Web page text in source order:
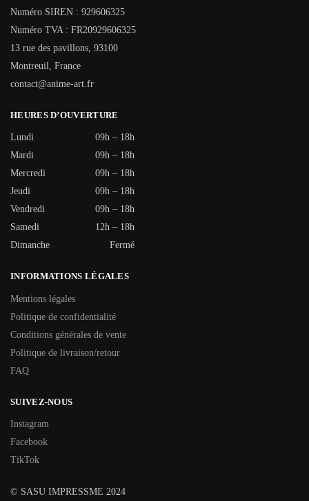
Numéro SIREN : 929606325
Numéro TVA : FR20929606325
13 rue des pavillons, 93100
Montreuil, France
contact@anime-art.fr
HEURES D’OUVERTURE
Lundi
09h – 18h
Mardi
09h – 18h
Mercredi
09h – 18h
Jeudi
09h – 18h
Vendredi
09h – 18h
Samedi
12h – 18h
Dimanche
Fermé
INFORMATIONS LÉGALES
Mentions légales
Politique de confidentialité
Conditions générales de vente
Politique de livraison/retour
FAQ
SUIVEZ-NOUS
Instagram
Facebook
TikTok
© SASU IMPRESSME 2024